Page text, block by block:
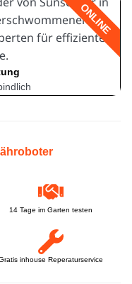
ONLINE
14 Tage im Garten testen
inhouse Reperaturservice